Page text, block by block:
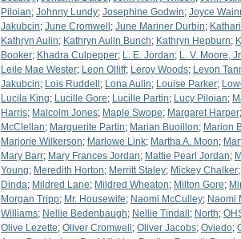
Piloian; Johnny Lundy; Josephine Godwin; Joyce
Jakubcin; June Cromwell ; June Mariner Durbin;
Kathryn Aulin; Kathryn Aulin Bunch; Kathryn Hepburn;
Booker; Khadra Culpepper; L. E. Jordan; L. V. Moore,
Leile Mae Wester; Leon Olliff; Leroy Woods; Levon
Jakubcin; Lois Ruddell ; Lona Aulin; Louise Parker;
Lucila King; Lucille Gore; Lucille Partin; Lucy Piloian;
Harris; Malcolm Jones; Maple Swope; Margaret Harper;
McClellan; Marguerite Partin; Marian Buoillon; Marion
Marjorie Wilkerson; Marlowe Link; Martha A. Moon;
Mary Barr; Mary Frances Jordan; Mattie Pearl Jordan;
Young; Meredith Horton; Merritt Staley; Mickey Chalker;
Dinda; Mildred Lane; Mildred Wheaton; Milton Gore;
Morgan Tripp; Mr. Housewife; Naomi McCulley; Naomi
Williams; Nellie Bedenbaugh; Nellie Tindall ; North;
Olive Lezette; Oliver Cromwell ; Oliver Jacobs; Oviedo;